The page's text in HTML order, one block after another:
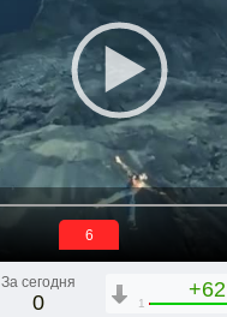
6
За сегодня
0
+62
1